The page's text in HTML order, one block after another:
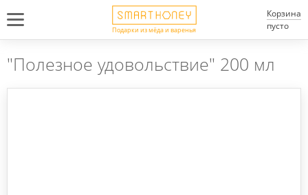
Подарки из мёда и варенья
Корзина
пусто
"Полезное удовольствие" 200 мл